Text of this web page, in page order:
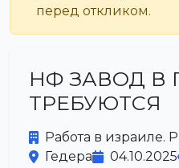
перед откликом.
НФ ЗАВОД В
ТРЕБУЮТСЯ
Работа в израиле.
Гедера
04.10.2025